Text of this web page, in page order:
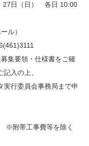
日（日） 各日 10:00
ル）
集要領・仕様書をご確
入の上、
実行委員会事務局まで申
※附帯工事費等を除く